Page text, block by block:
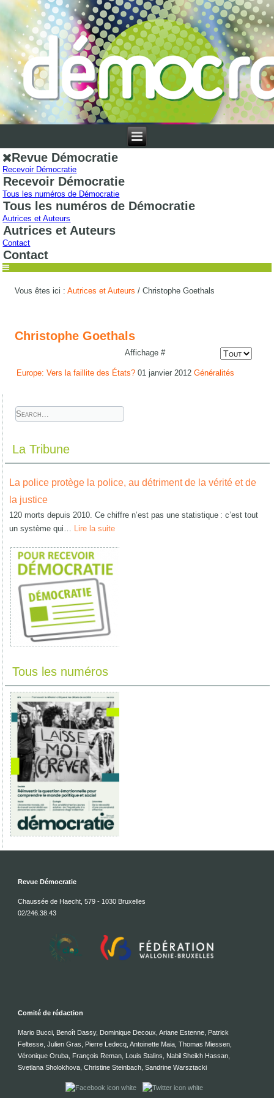
Revue Démocratie
Recevoir Démocratie
Recevoir Démocratie
Tous les numéros de Démocratie
Tous les numéros de Démocratie
Autrices et Auteurs
Autrices et Auteurs
Contact
Contact
Vous êtes ici :Autrices et Auteurs /Christophe Goethals
Christophe Goethals
Affichage #
Europe: Vers la faillite des États? 01 janvier 2012 Généralités
La Tribune
La police protège la police, au détriment de la vérité et de
la justice
120 morts depuis 2010. Ce chiffre n’est pas une statistique : c’est tout
un système qui… Lire la suite
Tous les numéros
Revue Démocratie
Chaussée de Haecht, 579 - 1030 Bruxelles
02/246.38.43
Comité de rédaction
Mario Bucci, Benoît Dassy, Dominique Decoux, Ariane Estenne, Patrick
Feltesse, Julien Gras, Pierre Ledecq, Antoinette Maia, Thomas Miessen,
Véronique Oruba, François Reman, Louis Stalins, Nabil Sheikh Hassan,
Svetlana Sholokhova, Christine Steinbach, Sandrine Warsztacki